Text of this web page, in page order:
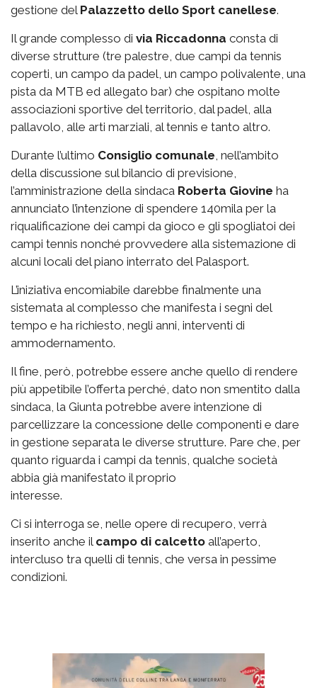
gestione del Palazzetto dello Sport canellese.
Il grande complesso di via Riccadonna consta di
diverse strutture (tre palestre, due campi da tennis
coperti, un campo da padel, un campo polivalente, una
pista da MTB ed allegato bar) che ospitano molte
associazioni sportive del territorio, dal padel, alla
pallavolo, alle arti marziali, al tennis e tanto altro.
Durante l’ultimo Consiglio comunale , nell’ambito
della discussione sul bilancio di previsione,
l’amministrazione della sindaca Roberta Giovine ha
annunciato l’intenzione di spendere 140mila per la
riqualificazione dei campi da gioco e gli spogliatoi dei
campi tennis nonché provvedere alla sistemazione di
alcuni locali del piano interrato del Palasport.
L’iniziativa encomiabile darebbe finalmente una
sistemata al complesso che manifesta i segni del
tempo e ha richiesto, negli anni, interventi di
ammodernamento.
Il fine, però, potrebbe essere anche quello di rendere
più appetibile l’offerta perché, dato non smentito dalla
sindaca, la Giunta potrebbe avere intenzione di
parcellizzare la concessione delle componenti e dare
in gestione separata le diverse strutture. Pare che, per
quanto riguarda i campi da tennis, qualche società
abbia già manifestato il proprio
interesse.
Ci si interroga se, nelle opere di recupero, verrà
inserito anche il campo di calcetto all’aperto,
intercluso tra quelli di tennis, che versa in pessime
condizioni.